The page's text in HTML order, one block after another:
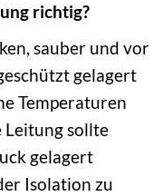
richtig?
sauber und vor
gelagert
Temperaturen
Leitung sollte
gelagert
Isolation zu